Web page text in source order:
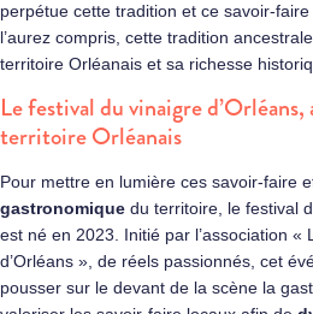
perpétue cette tradition et ce savoir-faire
l’aurez compris, cette tradition
territoire Orléanais et sa richesse
Le festival du vinaigre
territoire Orléanais
Pour mettre en lumière ces savoir-faire
gastronomique du territoire, le festival
est né en 2023. Initié par l’association «
d’Orléans », de réels passionnés, cet
pousser sur le devant de la scène la